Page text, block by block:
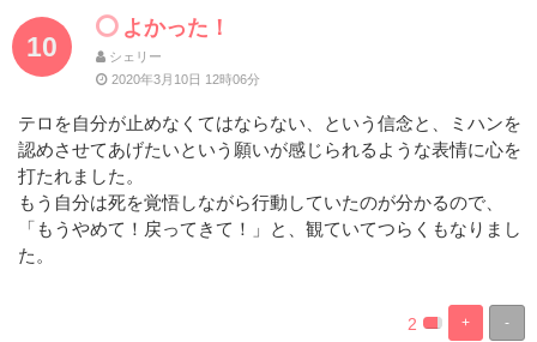
10
よかった！
シェリー
2020年3月10日 12時06分
テロを自分が止めなくてはならない、という信念と、ミハンを
認めさせてあげたいという願いが感じられるような表情に心を
打たれました。
もう自分は死を覚悟しながら行動していたのが分かるので、
「もうやめて！戻ってきて！」と、観ていてつらくもなりまし
た。
-
+
%100%
2